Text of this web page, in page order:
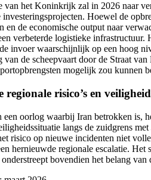
van het Koninkrijk zal in 2026 naar
investeringsprojecten. Hoewel de
en de economische output naar
verbeterde logistieke
invoer waarschijnlijk op een hoog
de scheepvaart door de Straat
mogelijk zou kunnen
regionale risico’s en
een oorlog waarbij Iran betrokken is,
langs de zuidgrens
risico op nieuwe incidenten niet
hernieuwde regionale escalatie.
bovendien het belang